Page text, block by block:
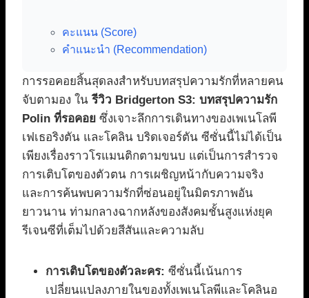
คะแนน (Score)
คำแนะนำ (Recommendation)
การรอคอยสิ้นสุดลงสำหรับบทสรุปความรักที่หลายคน
จับตามอง ในรีวิว Bridgerton S3: บทสรุปความรัก
Polin ที่รอคอย ซึ่งเจาะลึกการเดินทางของเพเนโลพี
เฟเธอริงตัน และโคลิน บริดเจอร์ตัน ซีซั่นนี้ไม่ได้เป็น
เพียงเรื่องราวโรแมนติกตามขนบ แต่เป็นการสำรวจ
การเติบโตของตัวตน การเผชิญหน้ากับความจริง
และการค้นพบความรักที่ซ่อนอยู่ในมิตรภาพอัน
ยาวนาน ท่ามกลางฉากหลังของสังคมชั้นสูงแห่งยุค
รีเจนซีที่เต็มไปด้วยสีสันและความลับ
การเติบโตของตัวละคร: ซีซั่นนี้เน้นการ
เปลี่ยนแปลงภายในของทั้งเพเนโลพีและโคลินอ